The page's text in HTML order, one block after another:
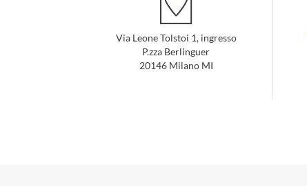
Via Leone Tolstoi 1, ingresso
P.zza Berlinguer
20146 Milano MI